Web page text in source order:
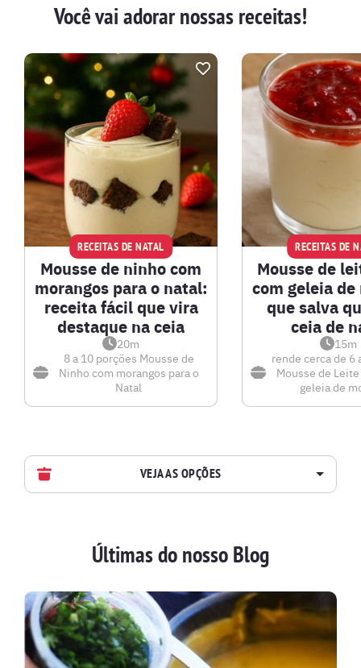
Você vai adorar nossas receitas!
RECEITAS DE NATAL
Mousse de ninho com
morangos para o natal:
receita fácil que vira
destaque na ceia
20m
8 a 10 porções Mousse de
Ninho com morangos para o
Natal
RECEITAS DE
Mousse de
com geleia de
que salva
ceia de
15m
rende cerca de 6
Mousse de
geleia de
VEJA AS OPÇÕES
BATIDAS
BEBIDAS E DRINKS
BISCOITOS
Últimas do nosso Blog